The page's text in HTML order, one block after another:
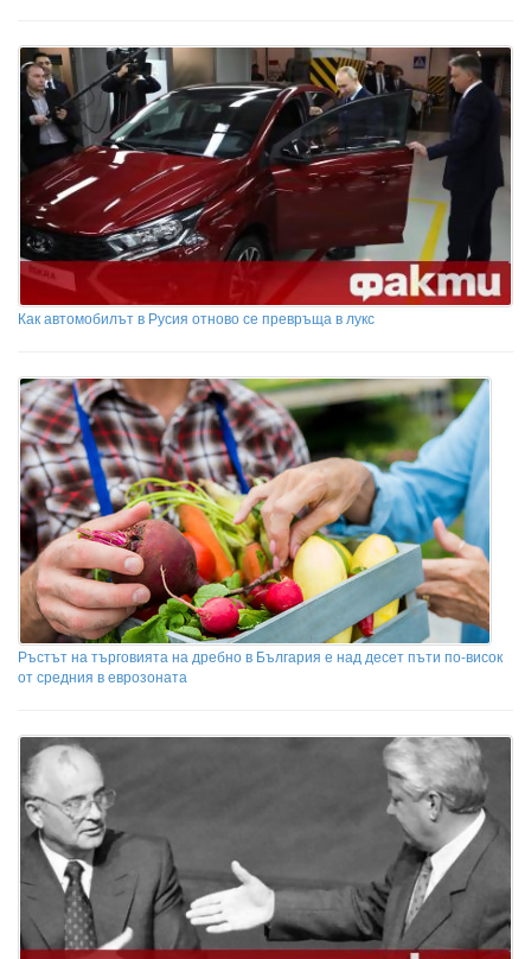
Как автомобилът в Русия отново се превръща в лукс
Ръстът на търговията на дребно в България е над десет пъти по-висок
от средния в еврозоната